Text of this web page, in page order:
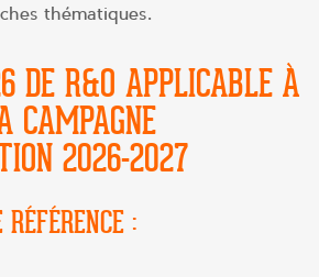
thématiques.
DE R&O APPLICABLE À
CAMPAGNE
2026-2027
: